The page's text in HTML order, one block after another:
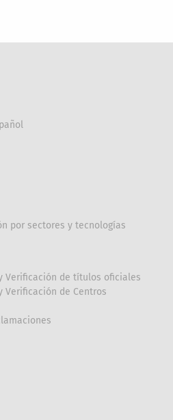
por sectores y tecnologías
Verificación de títulos oficiales
Verificación de Centros